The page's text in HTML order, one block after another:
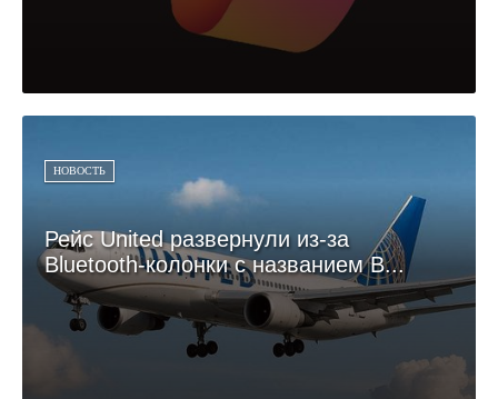
НОВОСТЬ
Рейс United развернули из-за
Bluetooth-колонки с названием B...